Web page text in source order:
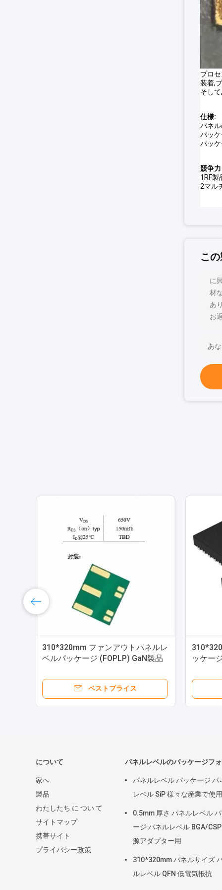
プロ
装着,
そし
仕様:
パネ
パッ
パッ
競争力
1RF製
2マル
こ
に
材
あ
お
310*320mm ファンアウトパネルレ
ベルパッケージ (FOPLP) GaN製品
ベストプライス
ッケー
について
家へ
製品
わたしたち に つい て
サイトマップ
携帯サイト
プライバシー政策
パネルレベルのパッケージフ
パネルレベル パッケージ パ
レベル SiP 様々な産業で使用
0.5mm 厚さ パネルレベル
ージ パネルレベル BGA/
源アダプター用
310*320mm パネルサイズ
ルレベル QFN 低電気抵抗